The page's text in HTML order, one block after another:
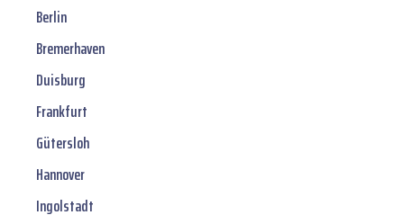
Berlin
Bremerhaven
Duisburg
Frankfurt
Gütersloh
Hannover
Ingolstadt